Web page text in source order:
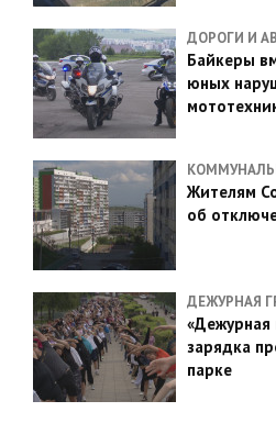
ДОРОГИ И
Байкеры
юных
Жителям
об
ДЕЖУРНАЯ
«Дежурная
зарядка
парке